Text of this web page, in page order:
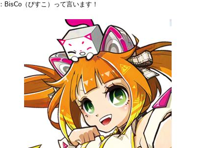
：BisCo（びすこ）って言います！